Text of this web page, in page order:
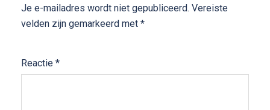
Je e-mailadres wordt niet gepubliceerd. Vereiste
velden zijn gemarkeerd met *
Reactie *